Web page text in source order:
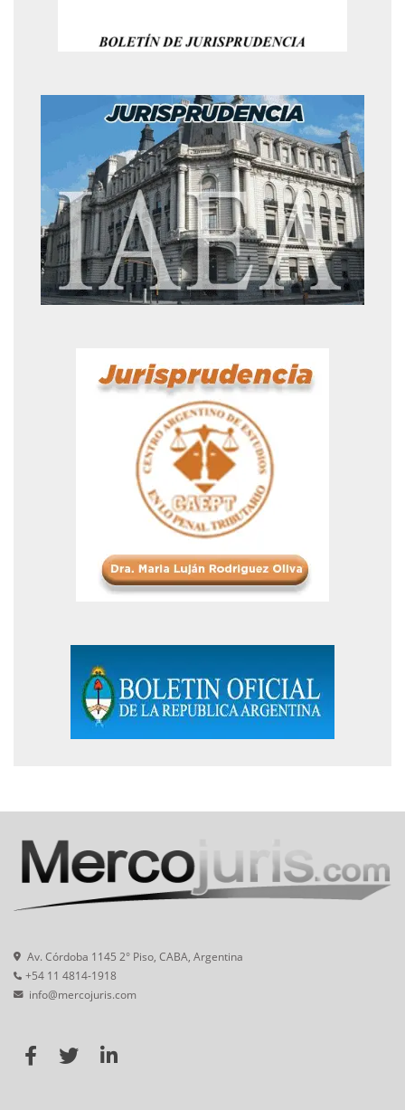
Av. Córdoba 1145 2° Piso, CABA, Argentina
+54 11 4814-1918
info@mercojuris.com